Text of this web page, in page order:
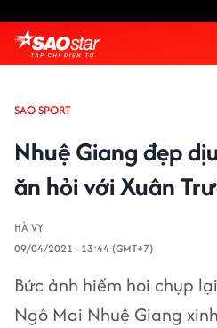
SAO SPORT
Nhuệ Giang đẹp
ăn hỏi với Xuân
HÀ VY
09/04/2021 - 13:44 (GMT+7)
Bức ảnh hiếm hoi chụp
Ngô Mai Nhuệ Giang